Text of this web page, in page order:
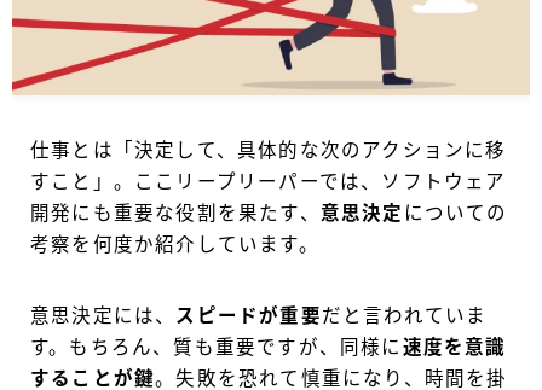
BlueMeme
仕事とは「決定して、具体的な次のアクションに移
すこと」。ここリープリーパーでは、ソフトウェア
開発にも重要な役割を果たす、 意思決定 についての
考察を何度か紹介しています。
意思決定には、 スピードが重要だと言われていま
す。もちろん、質も重要ですが、同様に 速度を意識
することが鍵。失敗を恐れて慎重になり、時間を掛